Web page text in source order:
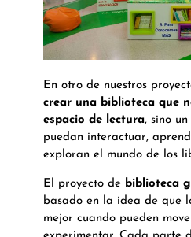
En otro de nuestros
crear una biblioteca que
espacio de lectura, sino
puedan interactuar,
exploran el mundo de los
El proyecto de biblioteca
basado en la idea de que
mejor cuando pueden